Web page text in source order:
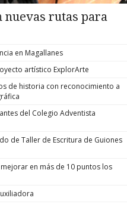
nuevas rutas para
en Magallanes
artístico ExplorArte
de historia con reconocimiento a
del Colegio Adventista
de Taller de Escritura de Guiones
en más de 10 puntos los